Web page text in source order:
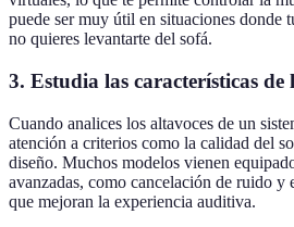
puede ser muy útil en situaciones donde
no quieres levantarte del sofá.
3. Estudia las características de
Cuando analices los altavoces de un
atención a criterios como la calidad del
diseño. Muchos modelos vienen
avanzadas, como cancelación de ruido y
que mejoran la experiencia auditiva.